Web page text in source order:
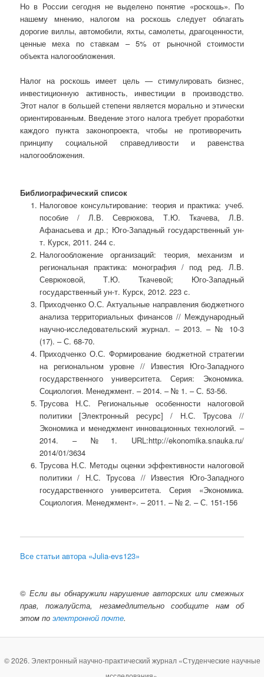
Но в России сегодня не выделено понятие «роскошь». По
нашему мнению, налогом на роскошь следует облагать
дорогие виллы, автомобили, яхты, самолеты, драгоценности,
ценные меха по ставкам – 5% от рыночной стоимости
объекта налогообложения.
Налог на роскошь имеет цель — стимулировать бизнес,
инвестиционную активность, инвестиции в производство.
Этот налог в большей степени является морально и этически
ориентированным. Введение этого налога требует проработки
каждого пункта законопроекта, чтобы не противоречить
принципу социальной справедливости и равенства
налогообложения.
Библиографический список
Налоговое консультирование: теория и практика: учеб.
пособие / Л.В. Севрюкова, Т.Ю. Ткачева, Л.В.
Афанасьева и др.; Юго-Западный государственный ун-
т. Курск, 2011. 244 с.
Налогообложение организаций: теория, механизм и
региональная практика: монография / под ред. Л.В.
Севрюковой, Т.Ю. Ткачевой; Юго-Западный
государственный ун-т. Курск, 2012. 223 с.
Приходченко О.С. Актуальные направления бюджетного
анализа территориальных финансов // Международный
научно-исследовательский журнал. – 2013. – № 10-3
(17). – С. 68-70.
Приходченко О.С. Формирование бюджетной стратегии
на региональном уровне // Известия Юго-Западного
государственного университета. Серия: Экономика.
Социология. Менеджмент. – 2014. – № 1. – С. 53-56.
Трусова Н.С. Региональные особенности налоговой
политики [Электронный ресурс] / Н.С. Трусова //
Экономика и менеджмент инновационных технологий. –
2014. – №1. URL:http://ekonomika.snauka.ru/
2014/01/3634
Трусова Н.С. Методы оценки эффективности налоговой
политики / Н.С. Трусова // Известия Юго-Западного
государственного университета. Серия «Экономика.
Социология. Менеджмент». – 2011. – № 2. – С. 151-156
Все статьи автора «Julia-evs123»
© Если вы обнаружили нарушение авторских или смежных
прав, пожалуйста, незамедлительно сообщите нам об
этом поэлектронной почте.
© 2026. Электронный научно-практический журнал «Студенческие научные